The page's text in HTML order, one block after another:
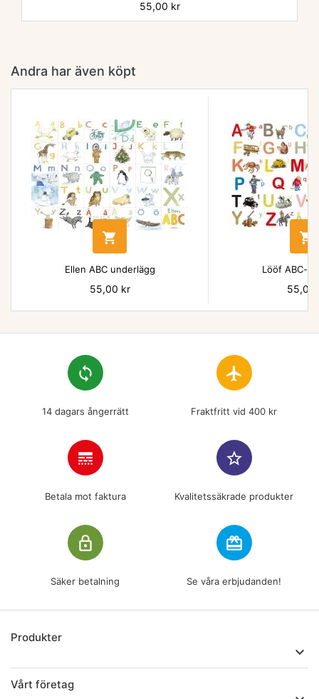
Pris
55,00 kr
Andra har även köpt

Ellen ABC underlägg
Pris
55,00 kr

Lööf ABC-
Pris
55,00
loop
14 dagars ångerrätt
flight
Fraktfritt vid 400 kr
line_style
Betala mot faktura
star_border
Kvalitetssäkrade produkter
lock_outline
Säker betalning
redeem
Se våra erbjudanden!
Produkter

Vårt företag